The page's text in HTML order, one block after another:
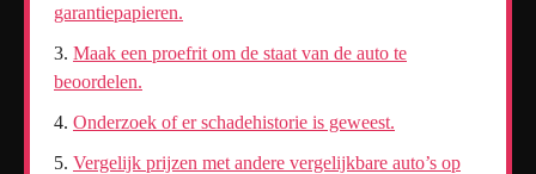
garantiepapieren.
Maak een proefrit om de staat van de auto te
beoordelen.
Onderzoek of er schadehistorie is geweest.
Vergelijk prijzen met andere vergelijkbare auto’s op